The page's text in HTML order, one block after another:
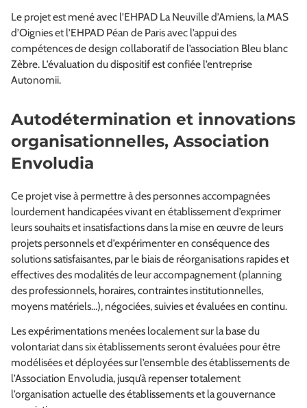
Le projet est mené avec l’EHPAD La Neuville d’Amiens, la MAS
d’Oignies et l’EHPAD Péan de Paris avec l’appui des
compétences de design collaboratif de l’association Bleu blanc
Zèbre. L’évaluation du dispositif est confiée l’entreprise
Autonomii.
Autodétermination et innovations
organisationnelles, Association
Envoludia
Ce projet vise à permettre à des personnes accompagnées
lourdement handicapées vivant en établissement d’exprimer
leurs souhaits et insatisfactions dans la mise en œuvre de leurs
projets personnels et d’expérimenter en conséquence des
solutions satisfaisantes, par le biais de réorganisations rapides et
effectives des modalités de leur accompagnement (planning
des professionnels, horaires, contraintes institutionnelles,
moyens matériels…), négociées, suivies et évaluées en continu.
Les expérimentations menées localement sur la base du
volontariat dans six établissements seront évaluées pour être
modélisées et déployées sur l’ensemble des établissements de
l’Association Envoludia, jusqu’à repenser totalement
l’organisation actuelle des établissements et la gouvernance